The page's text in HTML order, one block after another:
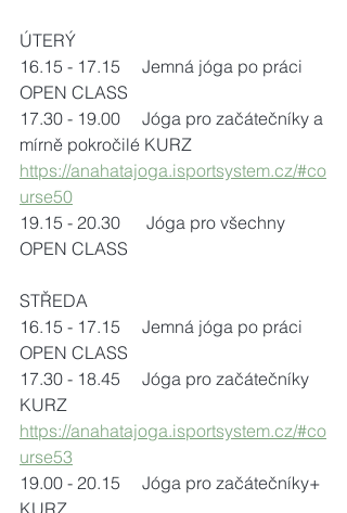
ÚTERÝ
16.15 - 17.15     Jemná jóga po práci
OPEN CLASS
17.30 - 19.00     Jóga pro začátečníky a
mírně pokročilé KURZ
https://anahatajoga.isportsystem.cz/#co
urse50
19.15 - 20.30      Jóga pro všechny
OPEN CLASS
STŘEDA
16.15 - 17.15     Jemná jóga po práci
OPEN CLASS
17.30 - 18.45     Jóga pro začátečníky
KURZ
https://anahatajoga.isportsystem.cz/#co
urse53
19.00 - 20.15     Jóga pro začátečníky+
KURZ